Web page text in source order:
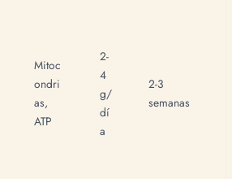
Mitoc
ondri
as,
ATP
2-
4
g/
dí
a
2-3
semanas